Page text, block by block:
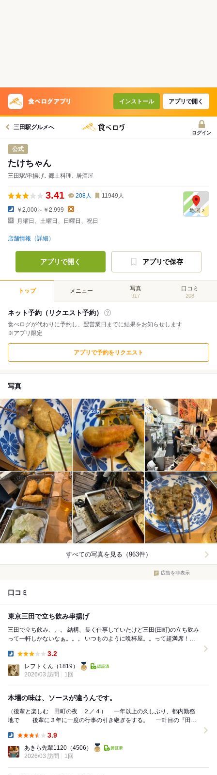
インストール アプリで開く
三田駅グルメへ
ログイン
公式
たけちゃん
三田駅/串揚げ､ 郷土料理､ 居酒屋
3.41 208人 11949 人
￥2,000～￥2,999
-
月曜日、土曜日、日曜日、祝日
店舗情報（詳細）
アプリで開く アプリで保存
トップ メニュー 写真
917
口コミ
208
ネット予約（リクエスト予約）
食べログが代わりに予約し、翌営業日までに結果をお知らせします
※アプリ限定
アプリで予約をリクエスト
写真
すべての写真を見る（963件）
広告を非表示
口コミ
東京三田で立ち飲み串揚げ
三田で立ち飲み、、。 結構、長く仕事していたけど三田(田町)の立ち飲み
って一軒しかないなぁ。。。 いつものように晩杯屋。。って超満席！！
3.2
レフトくん （1819）
2026/03 訪問
1回
本場の味は、ソースが違うんです。
（後輩と楽しむ 田町の夜 ２／４） 一年以上の久しぶり、都内勤務
地で 後輩に３年に一度の行事の引き継ぎをする。 一軒目の『田町
3.9
あきら先輩1120 （4506）
2026/03 訪問
1回